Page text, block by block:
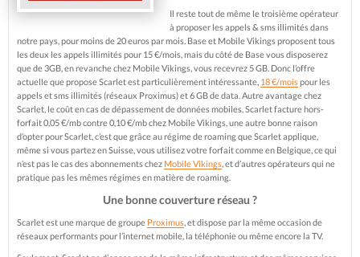
Il reste tout de même le troisième opérateur
à proposer les appels & sms illimités dans
notre pays, pour moins de 20 euros par mois. Base et Mobile Vikings proposent tous
les deux les appels illimités pour 15 €/mois, mais du côté de Base vous disposerez
que de 3GB, en revanche chez Mobile Vikings, vous recevrez 5 GB. Donc l’offre
actuelle que propose Scarlet est particulièrement intéressante, 18 €/moispour les
appels et sms illimités (réseaux Proximus) et 6 GB de data. Autre avantage chez
Scarlet, le coût en cas de dépassement de données mobiles, Scarlet facture hors-
forfait 0,05 €/mb contre 0,10 €/mb chez Mobile Vikings, une autre bonne raison
d’opter pour Scarlet, c’est que grâce au régime de roaming que Scarlet applique,
même si vous partez en Suisse, vous utilisez votre forfait comme en Belgique, ce qui
n’est pas le cas des abonnements chez Mobile Vikings, et d’autres opérateurs qui ne
pratique pas les mêmes régimes en matière de roaming.
Une bonne couverture réseau ?
Scarlet est une marque de groupe Proximus, et dispose par la même occasion de
réseaux performants pour l’internet mobile, la téléphonie ou même encore la TV.